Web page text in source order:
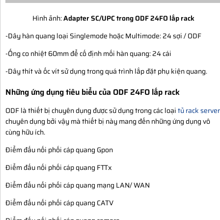
Hình ảnh:Adapter SC/UPC trong ODF 24FO lắp rack
-Dây hàn quang loại Singlemode hoặc Multimode: 24 sợi / ODF
-Ống co nhiệt 60mm để cố định mối hàn quang: 24 cái
-Dây thít và ốc vít sử dụng trong quá trình lắp đặt phụ kiện quang.
Những ứng dụng tiêu biểu của ODF 24FO lắp rack
ODF là thiết bị chuyên dụng được sử dụng trong các loạitủ rack server
chuyên dụng bởi vậy mà thiết bị này mang đến những ứng dụng vô
cùng hữu ích.
Điểm đấu nối phối cáp quang Gpon
Điểm đấu nối phối cáp quang FTTx
Điểm đấu nối phối cáp quang mạng LAN/ WAN
Điểm đấu nối phối cáp quang CATV